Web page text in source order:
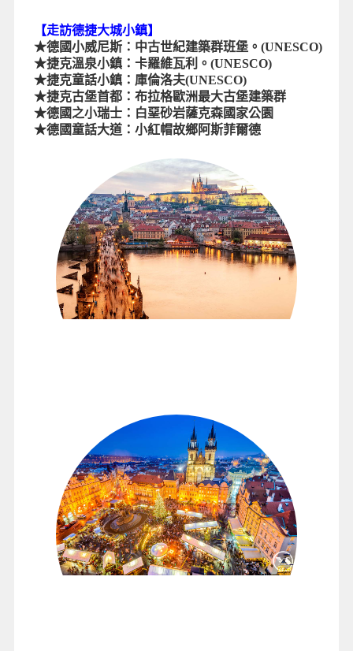
【走訪德捷大城小鎮】
★德國小威尼斯：中古世紀建築群班堡。(UNESCO)
★捷克溫泉小鎮：卡羅維瓦利。(UNESCO)
★捷克童話小鎮：庫倫洛夫(UNESCO)
★捷克古堡首都：布拉格歐洲最大古堡建築群
★德國之小瑞士：白堊砂岩薩克森國家公園
★德國童話大道：小紅帽故鄉阿斯菲爾德